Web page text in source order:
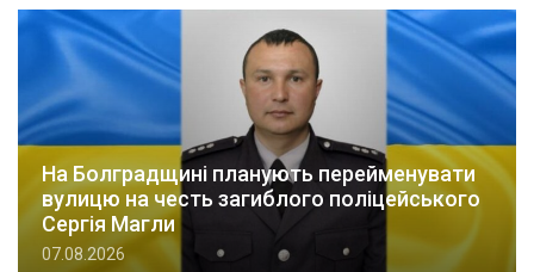
На Болградщині планують перейменувати
вулицю на честь загиблого поліцейського
Сергія Магли
07.08.2026